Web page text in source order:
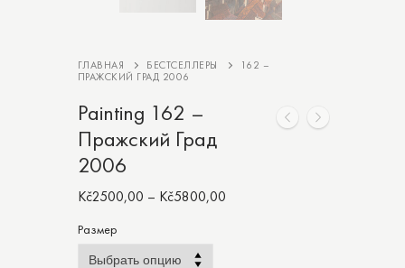
ГЛАВНАЯ БЕСТСЕЛЛЕРЫ
162 –
ПРАЖСКИЙ ГРАД 2006
Painting 162 –
Пражский Град
2006
Kč2500,00 – Kč5800,00
Размер